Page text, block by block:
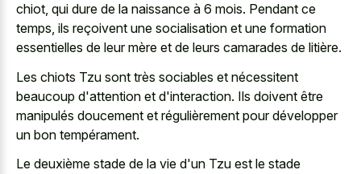
chiot, qui dure de la naissance à 6 mois. Pendant ce
temps, ils reçoivent une socialisation et une formation
essentielles de leur mère et de leurs camarades de litière.
Les chiots Tzu sont très sociables et nécessitent
beaucoup d'attention et d'interaction. Ils doivent être
manipulés doucement et régulièrement pour développer
un bon tempérament.
Le deuxième stade de la vie d'un Tzu est le stade